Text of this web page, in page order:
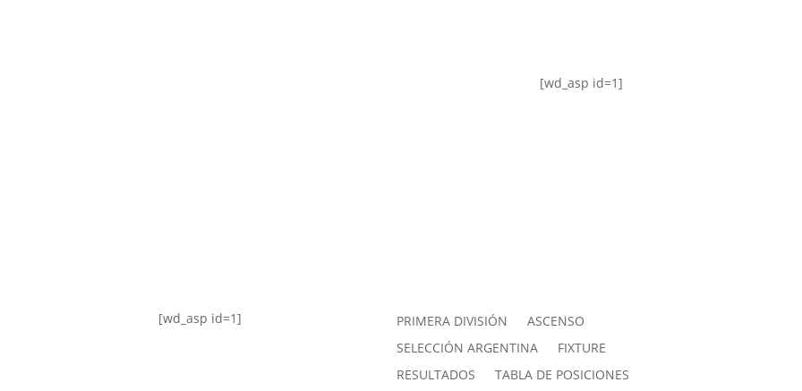
[wd_asp id=1]
[wd_asp id=1] PRIMERA DIVISIÓN
ASCENSO
SELECCIÓN ARGENTINA
FIXTURE
RESULTADOS
TABLA DE POSICIONES